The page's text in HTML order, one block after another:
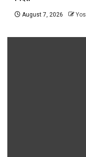
August 7, 2026